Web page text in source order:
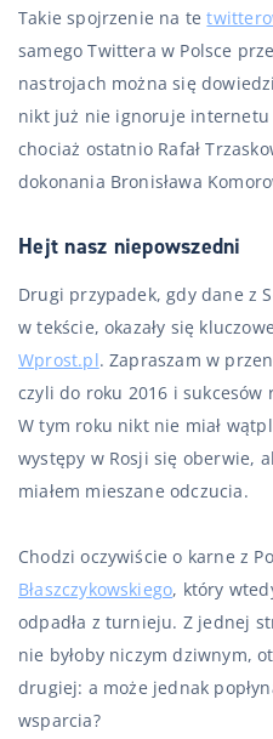
Takie spojrzenie na te
samego Twittera w Polsce
nastrojach można się
nikt już nie ignoruje internetu
chociaż ostatnio Rafał
dokonania Bronisława
Hejt nasz niepowszedni
Drugi przypadek, gdy dane z
w tekście, okazały się
Wprost.pl. Zapraszam w
czyli do roku 2016 i sukcesów
W tym roku nikt nie miał
występy w Rosji się oberwie,
miałem mieszane odczucia.
Chodzi oczywiście o karne z
Błaszczykowskiego, który
odpadła z turnieju. Z jednej
nie byłoby niczym dziwnym,
drugiej: a może jednak
wsparcia?